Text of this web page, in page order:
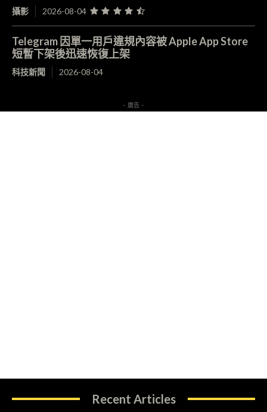
攝影 2026-08-04
Telegram 因單一用戶違規內容被 Apple App Store
短暫下架後迅速恢復上架
科技新聞 2026-08-04
- 廣告 -
Recent Articles